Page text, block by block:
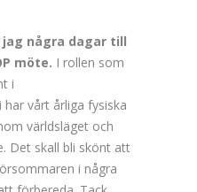
jag några dagar till
möte. I rollen som
i
har vårt årliga fysiska
världsläget och
Det skall bli skönt att
i några